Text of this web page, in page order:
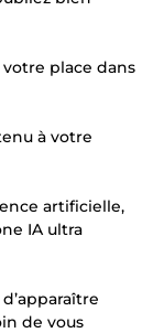
place dans
à votre
artificielle,
IA ultra
de vous